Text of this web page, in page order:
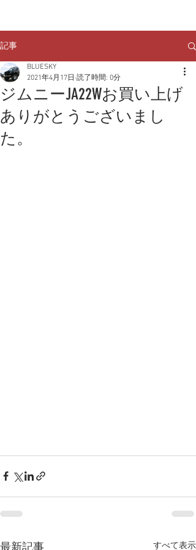
記事
ジムニーJA22Wお買い上げ
ありがとうございまし
た。
BLUESKY
2021年4月17日 読了時間: 0分
すべて表示